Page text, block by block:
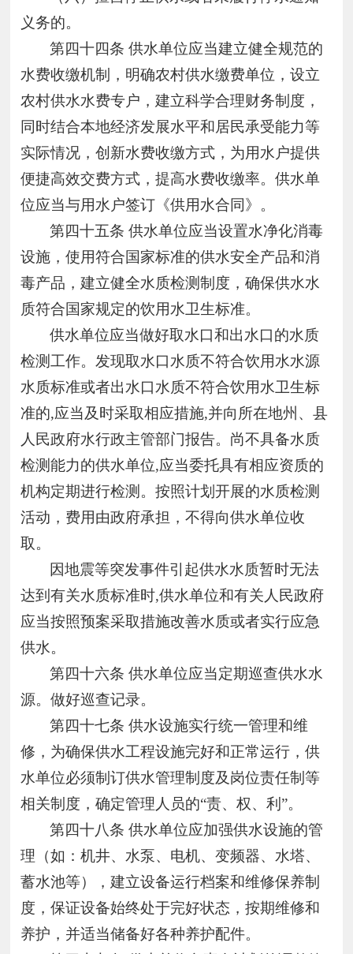
义务的。
第四十四条 供水单位应当建立健全规范的
水费收缴机制，明确农村供水缴费单位，设立
农村供水水费专户，建立科学合理财务制度，
同时结合本地经济发展水平和居民承受能力等
实际情况，创新水费收缴方式，为用水户提供
便捷高效交费方式，提高水费收缴率。供水单
位应当与用水户签订《供用水合同》。
第四十五条 供水单位应当设置水净化消毒
设施，使用符合国家标准的供水安全产品和消
毒产品，建立健全水质检测制度，确保供水水
质符合国家规定的饮用水卫生标准。
供水单位应当做好取水口和出水口的水质
检测工作。发现取水口水质不符合饮用水水源
水质标准或者出水口水质不符合饮用水卫生标
准的,应当及时采取相应措施,并向所在地州、县
人民政府水行政主管部门报告。尚不具备水质
检测能力的供水单位,应当委托具有相应资质的
机构定期进行检测。按照计划开展的水质检测
活动，费用由政府承担，不得向供水单位收
取。
因地震等突发事件引起供水水质暂时无法
达到有关水质标准时,供水单位和有关人民政府
应当按照预案采取措施改善水质或者实行应急
供水。
第四十六条 供水单位应当定期巡查供水水
源。做好巡查记录。
第四十七条 供水设施实行统一管理和维
修，为确保供水工程设施完好和正常运行，供
水单位必须制订供水管理制度及岗位责任制等
相关制度，确定管理人员的“责、权、利”。
第四十八条 供水单位应加强供水设施的管
理（如：机井、水泵、电机、变频器、水塔、
蓄水池等），建立设备运行档案和维修保养制
度，保证设备始终处于完好状态，按期维修和
养护，并适当储备好各种养护配件。